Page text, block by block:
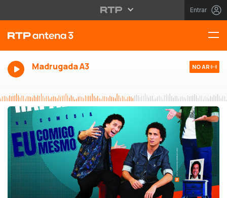
Entrar
Madrugada A3 NO AR